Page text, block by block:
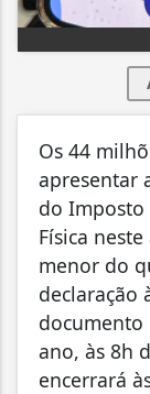
Os 44
apresentar
do Imposto
Física
menor do
declaração
documento
ano, às 8h
encerrará